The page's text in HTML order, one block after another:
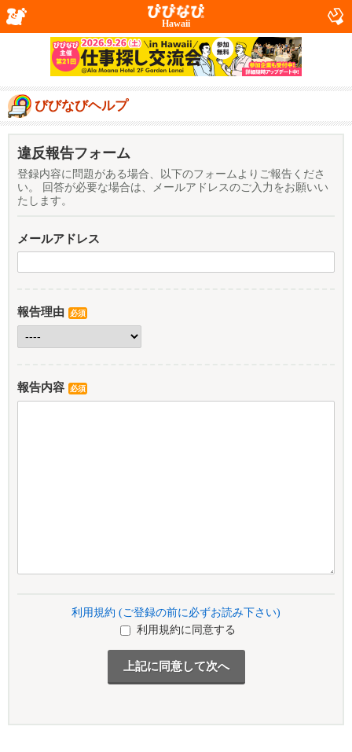
Hawaii
びびなびヘルプ
違反報告フォーム
登録内容に問題がある場合、以下のフォームよりご報告くださ
い。 回答が必要な場合は、メールアドレスのご入力をお願いい
たします。
メールアドレス
報告理由 必須
報告内容 必須
利用規約 (ご登録の前に必ずお読み下さい)
利用規約に同意する